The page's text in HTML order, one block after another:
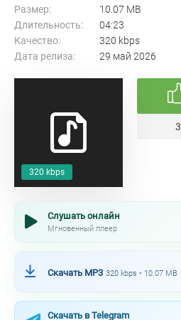
320 kbps
Размер:
10.07 MB
Длительность:
04:23
Качество:
320 kbps
Дата релиза:
29 май 2026
3
Слушать онлайн
Мгновенный плеер
Скачать MP3 320 kbps • 10.07 MB
Скачать в Telegram